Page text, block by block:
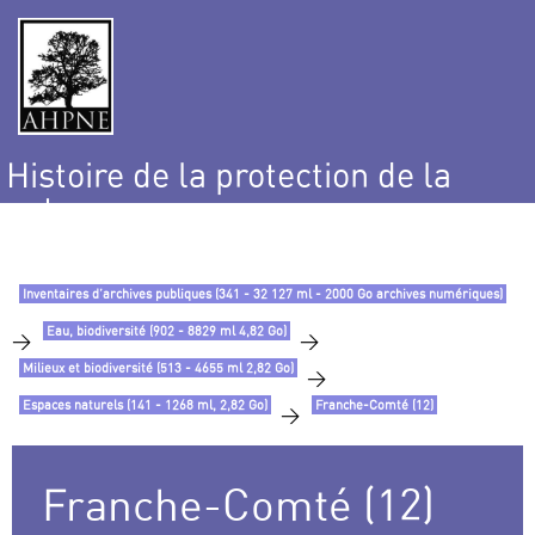
Histoire de la protection de la
nature
Inventaires d’archives publiques (341 - 32 127 ml - 2000 Go archives numériques)
> Eau, biodiversité (902 - 8829 ml 4,82 Go) >
Milieux et biodiversité (513 - 4655 ml 2,82 Go) >
Espaces naturels (141 - 1268 ml, 2,82 Go) > Franche-Comté (12)
Franche-Comté (12)